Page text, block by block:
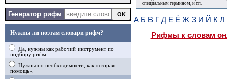
Генератор рифм
Нужны ли поэтам словари рифм?
Да, нужны как рабочий инструмент по
подбору рифм.
Нужны по необходимости, как «скорая
помощь».
специальным термином, и т.п.
А Б В Г Д Е Ё Ж З И Й К Л
Рифмы к словам